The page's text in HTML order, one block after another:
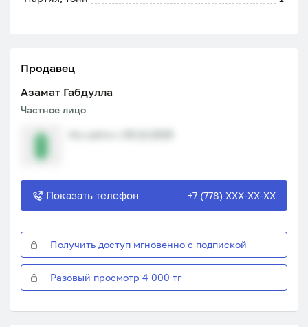
Продавец
Азамат Габдулла
Частное лицо
Показать телефон +7 (778) XXX-XX-XX
Получить доступ мгновенно с подпиской
Разовый просмотр 4 000 тг